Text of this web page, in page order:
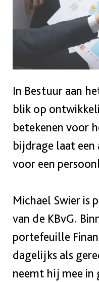
In Bestuur aan
blik op
betekenen voor
bijdrage laat
voor een
Michael Swier is
van de KBvG.
portefeuille
dagelijks als
neemt hij mee in